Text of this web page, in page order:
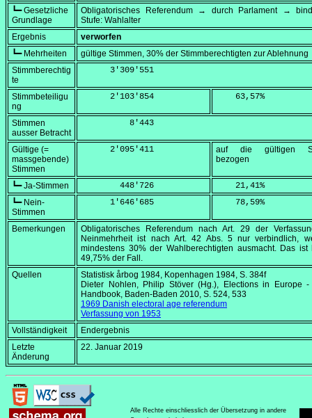
┗━ Gesetzliche
Grundlage
Obligatorisches Referendum → durch Parlament →
Stufe: Wahlalter
Ergebnis
verworfen
┗━ Mehrheiten
gültige Stimmen, 30% der Stimmberechtigten zur Ablehnung
Stimmberechtig
te
      3'309'551
Stimmbeteiligu
ng
      2'103'854
    63,57
%
Stimmen
ausser Betracht
          8'443
Gültige (=
massgebende)
Stimmen
      2'095'411
auf die gültigen
bezogen
┗━ Ja-Stimmen
        448'726
    21,41
%
┗━ Nein-
Stimmen
      1'646'685
    78,59
%
Bemerkungen
Obligatorisches Referendum nach Art. 29 der
Neinmehrheit ist nach Art. 42 Abs. 5 nur verbindlich,
mindestens 30% der Wahlberechtigten ausmacht. Das ist
49,75% der Fall.
Quellen
Statistisk årbog 1984, Kopenhagen 1984, S. 384f
Dieter Nohlen, Philip Stöver (Hg.),
Elections in Europe
Handbook, Baden-Baden 2010, S. 524, 533
1969 Danish electoral age referendum
Verfassung von 1953
Vollständigkeit
Endergebnis
Letzte
Änderung
22. Januar 2019
Alle Rechte einschliesslich der Übersetzung in andere